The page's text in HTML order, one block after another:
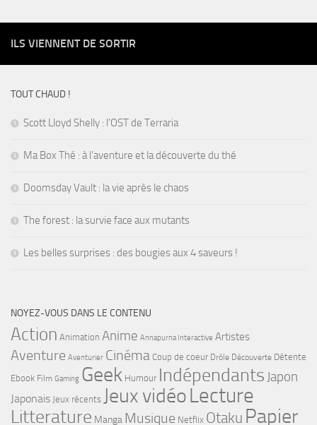
ILS VIENNENT DE SORTIR
TOUT CHAUD !
Scott Lloyd Shelly : l’OST de Terraria
Ma Box Thé : à l’aventure et la découverte du thé
Doomsday Vault : la vie après le chaos
The forest : la survie face aux mutants
Les belles surprises : des bougies aux 4 saveurs !
NOYEZ-VOUS DANS LE CONTENU
Action Animation Anime Annapurna Interactive Artistes
Aventure Aventurier Cinéma Coup de coeur Drôle Découverte Détente
Ebook Film Gaming Geek Humour Indépendants Japon
Japonais Jeux récents Jeux vidéoLecture
Litterature Manga Musique Netflix Otaku Papier